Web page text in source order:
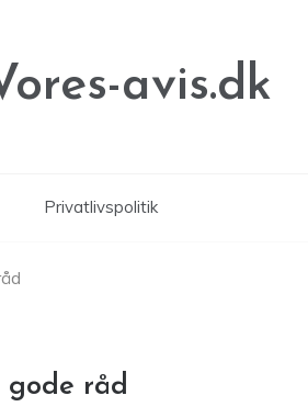
avis.dk
Privatlivspolitik
gode råd